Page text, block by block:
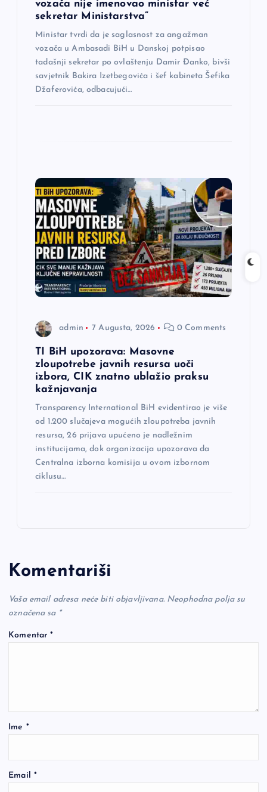
vozača nije imenovao ministar već
sekretar Ministarstva”
Ministar tvrdi da je saglasnost za angažman
vozača u Ambasadi BiH u Danskoj potpisao
tadašnji sekretar po ovlaštenju Damir Đanko, bivši
savjetnik Bakira Izetbegovića i šef kabineta Šefika
Džaferovića, odbacujući…
admin 7 Augusta, 2026 0 Comments
TI BiH upozorava: Masovne
zloupotrebe javnih resursa uoči
izbora, CIK znatno ublažio praksu
kažnjavanja
Transparency International BiH evidentirao je više
od 1.200 slučajeva mogućih zloupotreba javnih
resursa, 26 prijava upućeno je nadležnim
institucijama, dok organizacija upozorava da
Centralna izborna komisija u ovom izbornom
ciklusu…
Komentariši
Vaša email adresa neće biti objavljivana. Neophodna polja su
označena sa *
Komentar*
Ime *
Email *